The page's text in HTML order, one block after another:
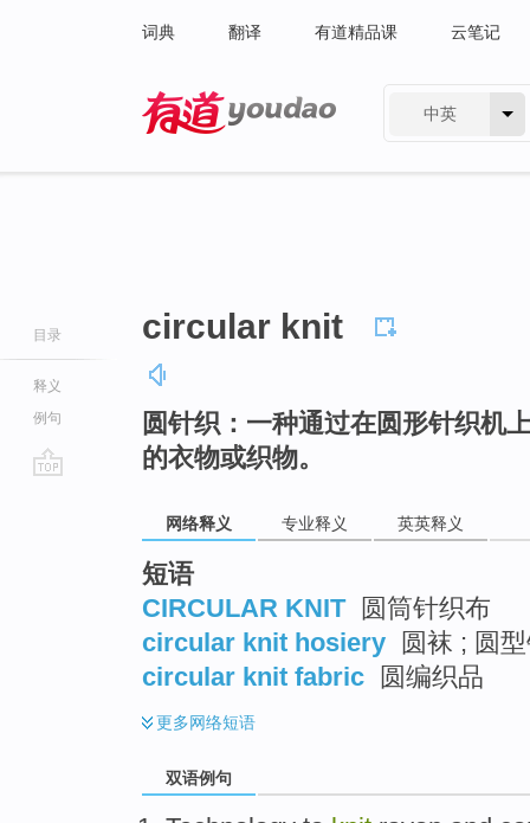
词典 翻译 有道精品课 云笔记
中英
目录
释义
例句
circular knit
圆针织：一种通过在圆形针织机
的衣物或织物。
网络释义 专业释义 英英释义
短语
CIRCULAR KNIT
圆筒针织布
circular knit hosiery
圆袜 ; 圆
circular knit fabric
圆编织品
更多网络短语
双语例句